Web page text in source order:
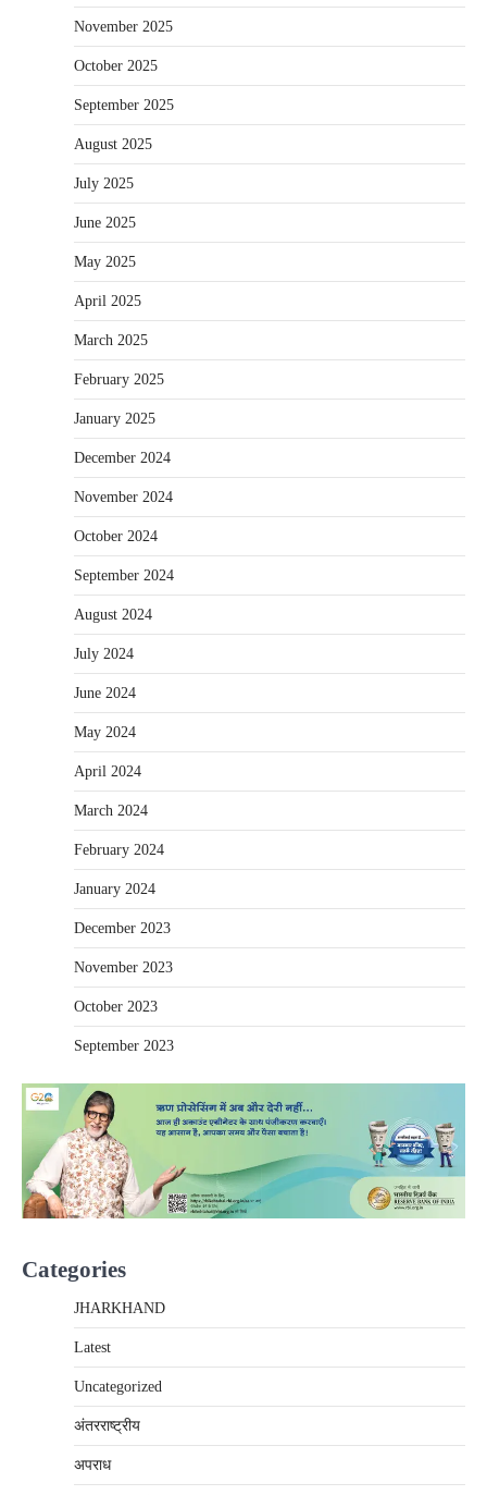
November 2025
October 2025
September 2025
August 2025
July 2025
June 2025
May 2025
April 2025
March 2025
February 2025
January 2025
December 2024
November 2024
October 2024
September 2024
August 2024
July 2024
June 2024
May 2024
April 2024
March 2024
February 2024
January 2024
December 2023
November 2023
October 2023
September 2023
Categories
JHARKHAND
Latest
Uncategorized
अंतरराष्‍ट्रीय
अपराध